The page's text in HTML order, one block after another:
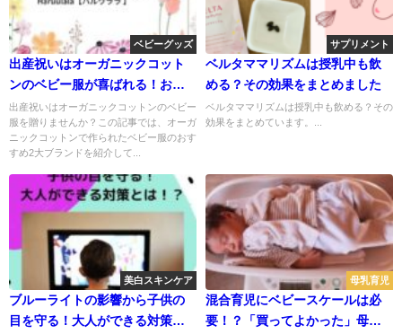
ベビーグッズ
出産祝いはオーガニックコット
ンのベビー服が喜ばれる！おす
すめ2大ブランドを紹介
出産祝いはオーガニックコットンのベビー
服を贈りませんか？この記事では、オーガ
ニックコットンで作られたベビー服のおす
すめ2大ブランドを紹介して...
サプリメント
ベルタママリズムは授乳中も飲
める？その効果をまとめました
ベルタママリズムは授乳中も飲める？その
効果をまとめています。...
美白スキンケア
ブルーライトの影響から子供の
目を守る！大人ができる対策と
母乳育児
混合育児にベビースケールは必
要！？「買ってよかった」母乳